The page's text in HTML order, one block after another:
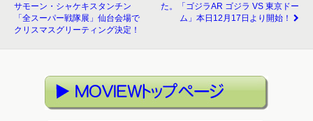
サモーン・シャケキスタンチン
「全スーパー戦隊展」仙台会場で
クリスマスグリーティング決定！
た。「ゴジラAR ゴジラ VS 東京ドー
ム」本日12月17日より開始！